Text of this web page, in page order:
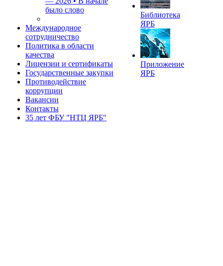
было слово
Международное
сотрудничество
Политика в области
качества
Лицензии и сертификаты
Государственные закупки
Противодействие
коррупции
Вакансии
Контакты
35 лет ФБУ "НТЦ ЯРБ"
Библиотека
ЯРБ
Приложение
ЯРБ